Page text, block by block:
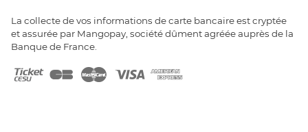
La collecte de vos informations de carte bancaire est cryptée
et assurée par Mangopay, société dûment agréée auprès de la
Banque de France.